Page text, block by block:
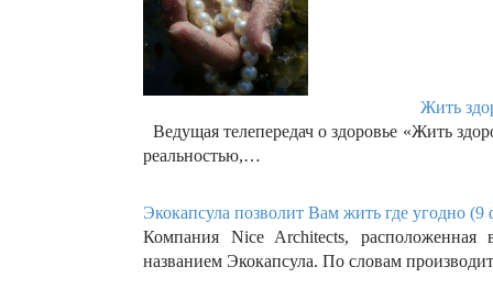
Жить
Ведущая телепередач о здоровье «Жить
реальностью,…
Экокапсула позволит Вам жить где угодно (9
Компания Nice Architects, расположенная
названием Экокапсула. По словам